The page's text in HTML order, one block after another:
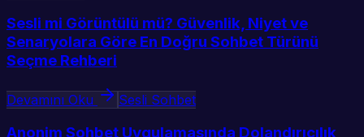
Sesli mi Görüntülü mü? Güvenlik, Niyet ve
Senaryolara Göre En Doğru Sohbet Türünü
Seçme Rehberi
Devamını Oku Sesli Sohbet
Anonim Sohbet Uygulamasında Dolandırıcılık